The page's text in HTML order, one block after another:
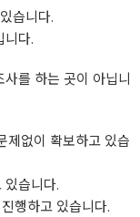
습니다.
니다.
를 하는 곳이 아닙니
제없이 확보하고 있습
습니다.
행하고 있습니다.